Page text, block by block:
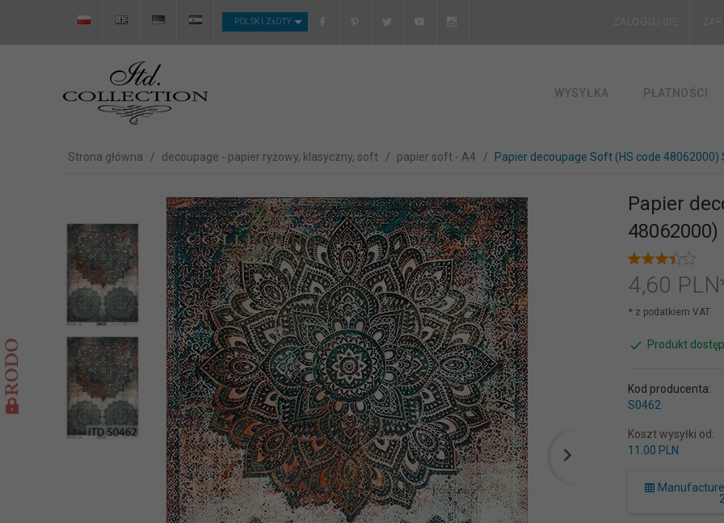
CURRENCY_H
POLSKI ZŁOTY ZALOGUJ SIĘ
WYSYŁKA PŁATNOŚCI
Strona główna decoupage - papier ryżowy, klasyczny, soft papier soft - A4 Papier decoupage Soft (HS code 48062000)
Papier
48062000)
4,60
* z podatkiem VAT
Produkt
Kod producenta:
S0462
Koszt wysyłki od:
11.00 PLN